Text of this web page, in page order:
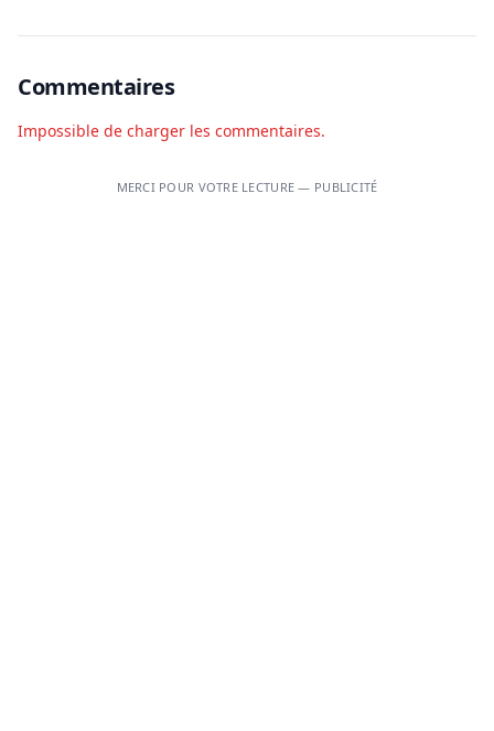
Commentaires
Impossible de charger les commentaires.
MERCI POUR VOTRE LECTURE — PUBLICITÉ